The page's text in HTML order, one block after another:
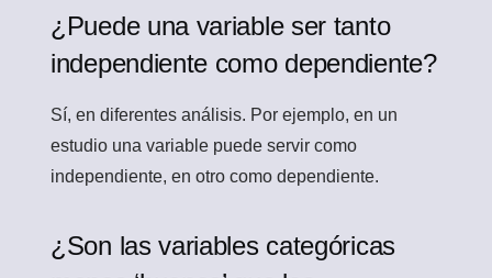
¿Puede una variable ser tanto
independiente como dependiente?
Sí, en diferentes análisis. Por ejemplo, en un
estudio una variable puede servir como
independiente, en otro como dependiente.
¿Son las variables categóricas